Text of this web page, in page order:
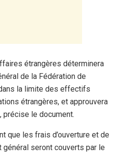
étrangères déterminera
de la Fédération de
la limite des effectifs
étrangères, et approuvera
le document.
que les frais d’ouverture et de
seront couverts par le